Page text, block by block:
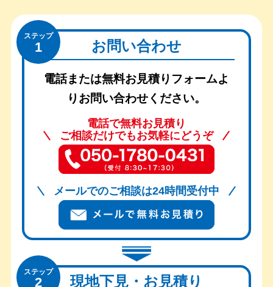
ステップ
1 お問い合わせ
電話または無料お見積りフォームよ
りお問い合わせください。
電話で無料お見積り
ご相談だけでもお気軽にどうぞ
メールでのご相談は24時間受付中
ステップ
2 現地下見・お見積り